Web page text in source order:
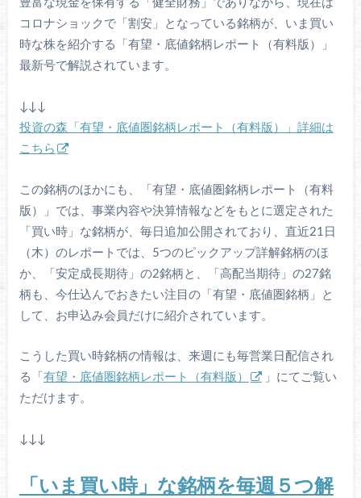
豊富な現金を保有する「健全財務」でありながら、現在は
コロナショックで「割安」となっている銘柄が、いま買い
時な株を紹介する「有望・底値銘柄レポート（有料版）」
最新号で解説されています。
↓↓↓
投資の森「有望・底値圏銘柄レポート（有料版）」詳細は
こちら
この銘柄のほかにも、「有望・底値圏銘柄レポート（有料
版）」では、事業内容や決算情報などをもとに選定された
「買い時」な銘柄が、毎日追加公開されており、直近21日
（木）のレポートでは、5つのピックアップ詳解銘柄のほ
か、「安定成長期待」の2銘柄と、「高配当期待」の27銘
柄も、今仕込んでおきたい注目の「有望・底値圏銘柄」と
して、お申込み会員だけに紹介されています。
こうした買い時銘柄の情報は、来週にも毎営業日配信され
る「 有望・底値圏銘柄レポート（有料版）
」にてご覧い
ただけます。
↓↓↓
「いま買い時」な銘柄を毎週５つ解